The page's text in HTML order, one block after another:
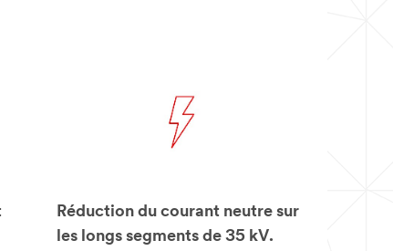
Réduction du courant neutre sur
les longs segments de 35 kV.